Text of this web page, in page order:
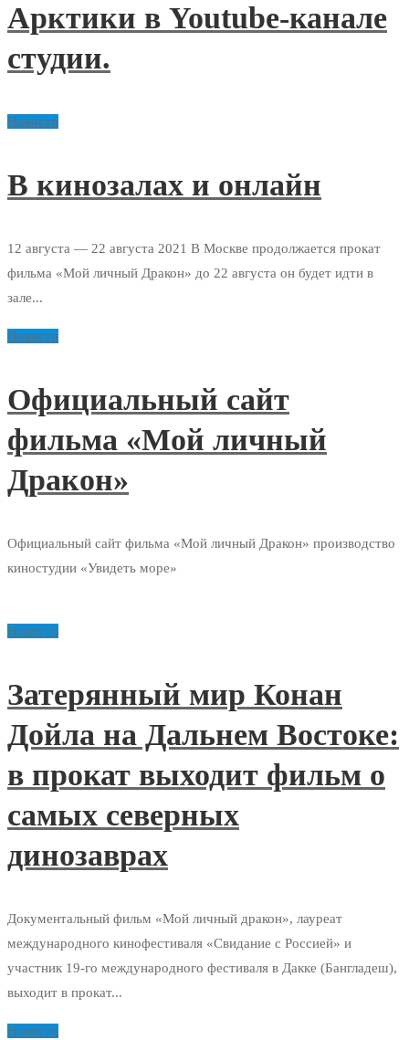
Арктики в Youtube-канале
студии.
Новости
В кинозалах и онлайн
12 августа — 22 августа 2021 В Москве продолжается прокат
фильма «Мой личный Дракон» до 22 августа он будет идти в
зале...
Новости
Официальный сайт
фильма «Мой личный
Дракон»
Официальный сайт фильма «Мой личный Дракон» производство
киностудии «Увидеть море»
Новости
Затерянный мир Конан
Дойла на Дальнем Востоке:
в прокат выходит фильм о
самых северных
динозаврах
Документальный фильм «Мой личный дракон», лауреат
международного кинофестиваля «Свидание с Россией» и
участник 19-го международного фестиваля в Дакке (Бангладеш),
выходит в прокат...
Новости